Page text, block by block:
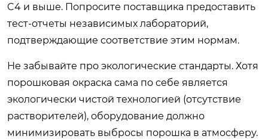
C4 и выше. Попросите поставщика предоставить
тест-отчеты независимых лабораторий,
подтверждающие соответствие этим нормам.
Не забывайте про экологические стандарты. Хотя
порошковая окраска сама по себе является
экологически чистой технологией (отсутствие
растворителей), оборудование должно
минимизировать выбросы порошка в атмосферу.